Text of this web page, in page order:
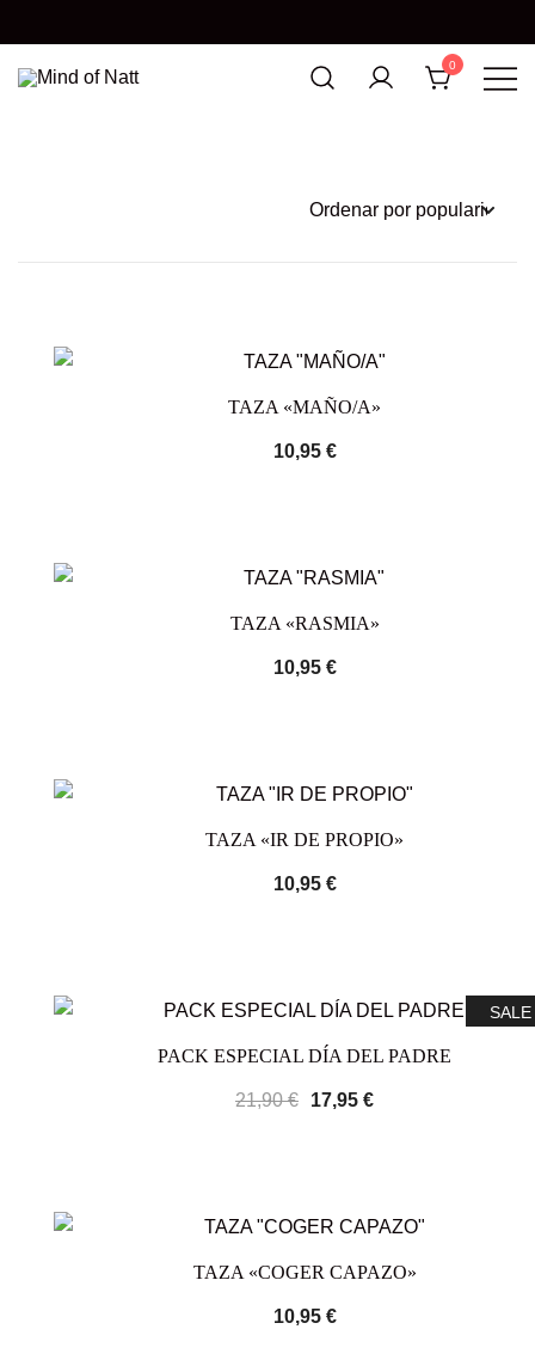
0
TAZA «MAÑO/A»
10,95 €
TAZA «RASMIA»
10,95 €
TAZA «IR DE PROPIO»
10,95 €
SALE
PACK ESPECIAL DÍA DEL PADRE
21,90€ 17,95 €
TAZA «COGER CAPAZO»
10,95 €